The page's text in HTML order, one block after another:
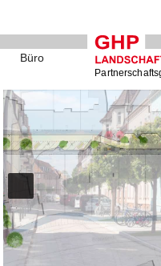
Büro